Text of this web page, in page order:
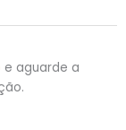
e aguarde a